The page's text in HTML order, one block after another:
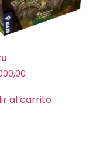
al carrito